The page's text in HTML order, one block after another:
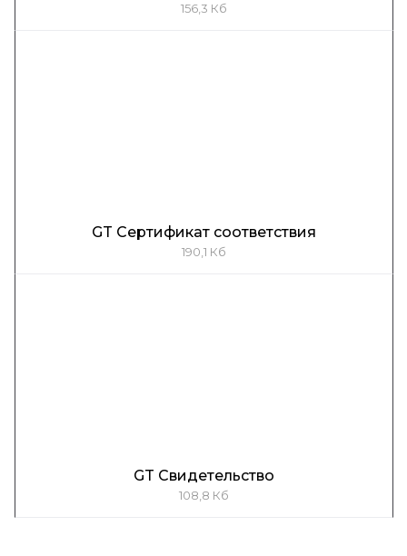
156,3 Кб
GT Сертификат соответствия
190,1 Кб
GT Свидетельство
108,8 Кб